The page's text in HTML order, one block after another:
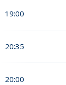
19:00
20:35
20:00